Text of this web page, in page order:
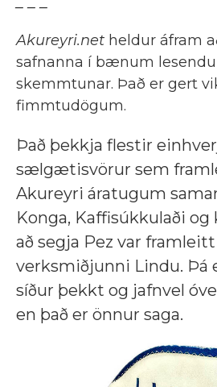
Akureyri.net heldur áfram
safnanna í bænum
skemmtunar. Það er gert
fimmtudögum.
Það þekkja flestir
sælgætisvörur sem
Akureyri áratugum
Konga, Kaffisúkkulaði
að segja Pez var
verksmiðjunni Lindu. Þá
síður þekkt og jafnvel
en það er önnur saga.